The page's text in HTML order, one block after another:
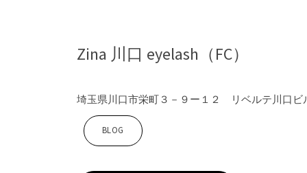
Zina 川口 eyelash（FC）
埼玉県川口市栄町３－９ー１２ リベルテ川口ビ
Z BLOG